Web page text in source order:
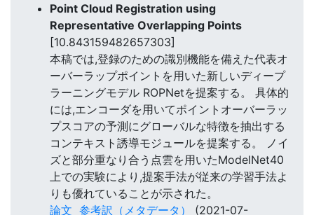
Point Cloud Registration using
Representative Overlapping Points
[10.843159482657303]
本稿では,登録のための識別機能を備えた代表オ
ーバーラップポイントを用いた新しいディープ
ラーニングモデル ROPNetを提案する。 具体的
には,エンコーダを用いてポイントオーバーラッ
プスコアの予測にグローバルな特徴を抽出する
コンテキスト誘導モジュールを提案する。 ノイ
ズと部分重なり合う点雲を用いたModelNet40
上での実験により,提案手法が従来の学習手法よ
りも優れていることが示された。
論文 参考訳（メタデータ）
(2021-07-